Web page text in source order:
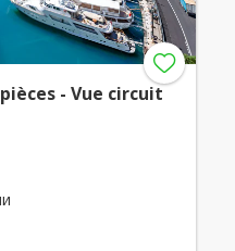
- Vue circuit